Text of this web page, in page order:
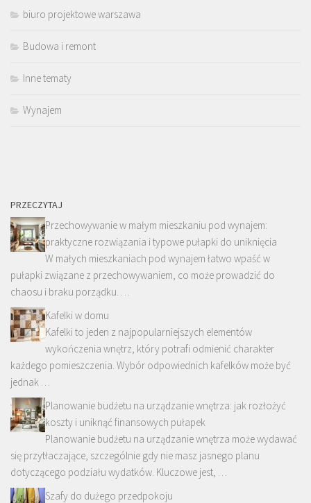
biuro projektowe warszawa
Budowa i remont
Inne tematy
Wynajem
PRZECZYTAJ
Przechowywanie w małym mieszkaniu pod wynajem:
praktyczne rozwiązania i typowe pułapki do uniknięcia
W małych mieszkaniach pod wynajem łatwo wpaść w
pułapki związane z przechowywaniem, co może prowadzić do
chaosu i braku porządku. …
Kafelki w domu
Kafelki to jeden z najpopularniejszych elementów
wykończenia wnętrz, który potrafi odmienić charakter
każdego pomieszczenia. Wybór odpowiednich kafelków może być
jednak …
Planowanie budżetu na urządzanie wnętrza: jak rozłożyć
koszty i uniknąć finansowych pułapek
Planowanie budżetu na urządzanie wnętrza może wydawać
się przytłaczające, szczególnie gdy nie masz jasnego planu
dotyczącego podziału wydatków. Kluczowe jest, …
Szafy do dużego przedpokoju